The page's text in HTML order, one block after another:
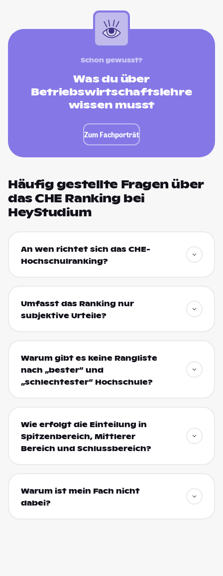
Schon gewusst?
Was du über
Betriebswirtschaftslehre
wissen musst
Zum Fachporträt
Häufig gestellte Fragen über
das CHE Ranking bei
HeyStudium
An wen richtet sich das CHE-
Hochschulranking?
Umfasst das Ranking nur
subjektive Urteile?
Warum gibt es keine Rangliste
nach „bester“ und
„schlechtester“ Hochschule?
Wie erfolgt die Einteilung in
Spitzenbereich, Mittlerer
Bereich und Schlussbereich?
Warum ist mein Fach nicht
dabei?